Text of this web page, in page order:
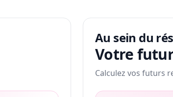
Au sein du
Votre
Calculez vos futurs